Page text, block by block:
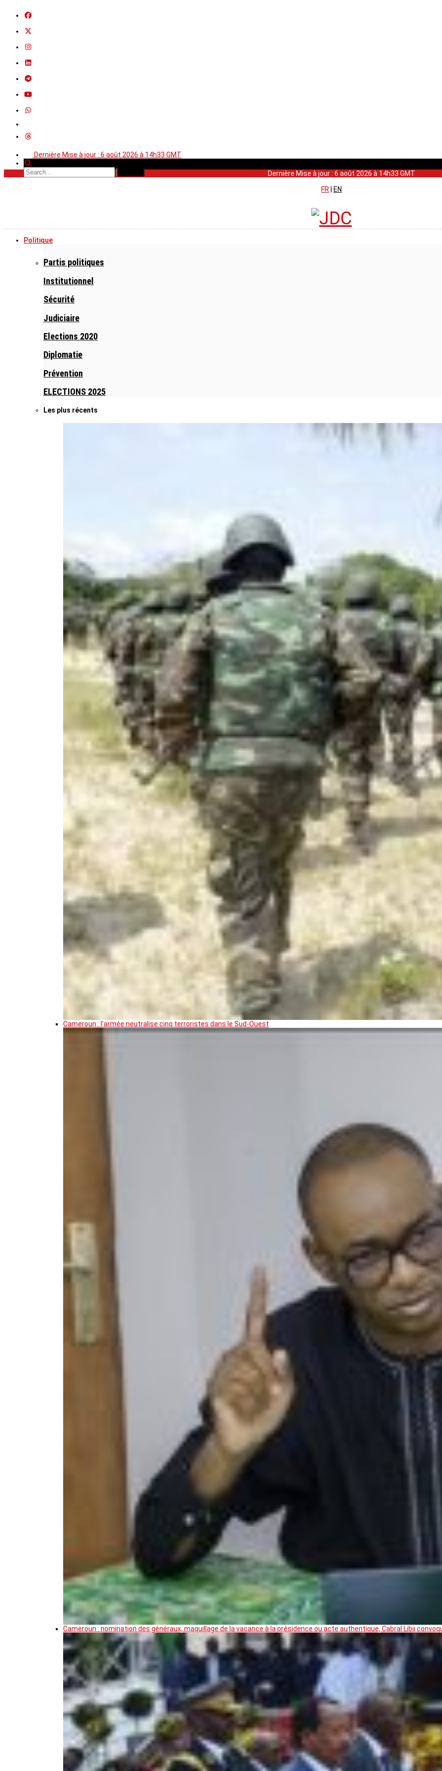
Dernière Mise à jour : 6 août 2026 à 14h33 GMT
Dernière Mise à jour : 6 août 2026 à 14h33 GMT
FR
EN
Politique
Partis politiques
Institutionnel
Sécurité
Judiciaire
Elections 2020
Diplomatie
Prévention
ELECTIONS 2025
Les plus récents
Cameroun : l’armée neutralise cinq terroristes dans le Sud-Ouest
Cameroun : nomination des généraux, maquillage de la vacance à la présidence ou acte authentique, Cabral Libii